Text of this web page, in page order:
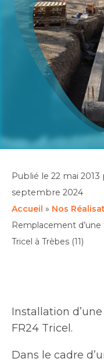
Publié le 22 mai 2013
septembre 2024
Accueil » Nos
Remplacement
Tricel à Trèbes (11)
Installation
FR24 Tricel.
Dans le cadre